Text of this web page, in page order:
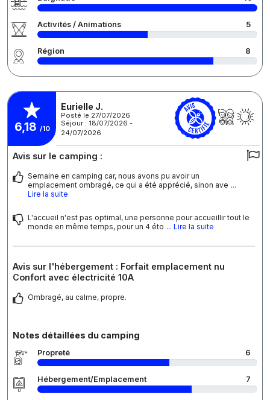
Activités / Animations 5
Région 8
6,18 /10
Eurielle J.
Posté le 27/07/2026
Séjour : 18/07/2026 -
24/07/2026
Avis sur le camping :
Semaine en camping car, nous avons pu avoir un
emplacement ombragé, ce qui a été apprécié, sinon ave ...
Lire la suite
L'accueil n'est pas optimal, une personne pour accueillir tout le
monde en même temps, pour un 4 éto ... Lire la suite
Avis sur l'hébergement : Forfait emplacement nu
Confort avec électricité 10A
Ombragé, au calme, propre.
Notes détaillées du camping
Propreté 6
Hébergement/Emplacement 7